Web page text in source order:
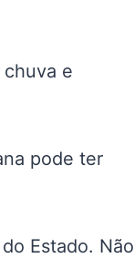
e
pode ter
Estado. Não